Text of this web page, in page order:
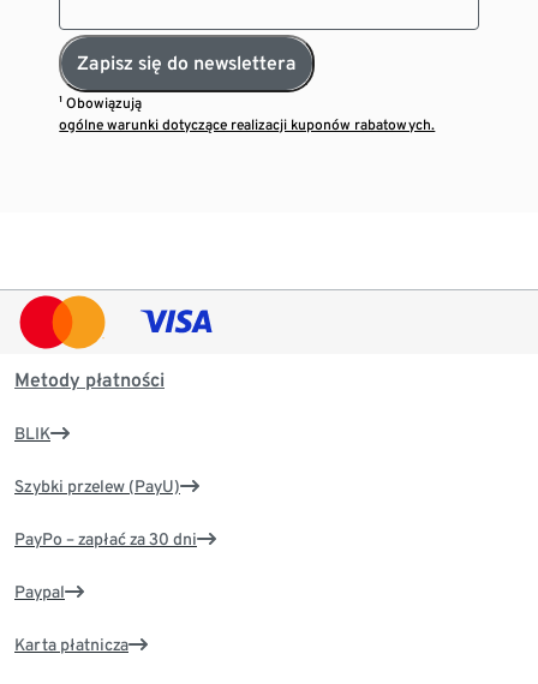
Zapisz się do newslettera
¹ Obowiązują
ogólne warunki dotyczące realizacji kuponów rabatowych.
Metody płatności
BLIK
Szybki przelew (PayU)
PayPo – zapłać za 30 dni
Paypal
Karta płatnicza